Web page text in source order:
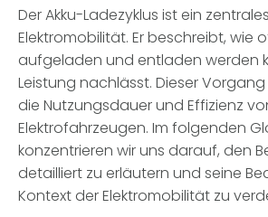
Der Akku-Ladezyklus ist ein
Elektromobilität. Er beschreibt, wie
aufgeladen und entladen werden
Leistung nachlässt. Dieser
die Nutzungsdauer und Effizienz
Elektrofahrzeugen. Im folgenden
konzentrieren wir uns darauf, den
detailliert zu erläutern und seine
Kontext der Elektromobilität zu